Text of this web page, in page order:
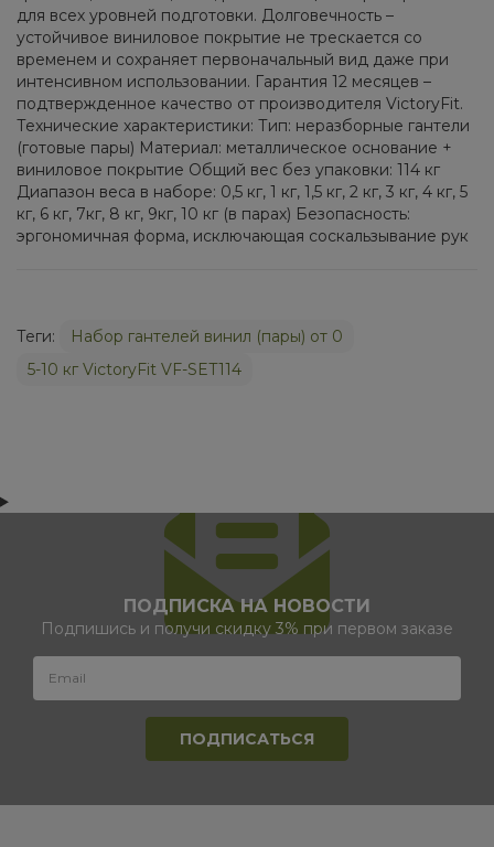
для всех уровней подготовки. Долговечность –
устойчивое виниловое покрытие не трескается со
временем и сохраняет первоначальный вид даже при
интенсивном использовании. Гарантия 12 месяцев –
подтвержденное качество от производителя VictoryFit.
Технические характеристики: Тип: неразборные гантели
(готовые пары) Материал: металлическое основание +
виниловое покрытие Общий вес без упаковки: 114 кг
Диапазон веса в наборе: 0,5 кг, 1 кг, 1,5 кг, 2 кг, 3 кг, 4 кг, 5
кг, 6 кг, 7кг, 8 кг, 9кг, 10 кг (в парах) Безопасность:
эргономичная форма, исключающая соскальзывание рук
Теги:
Набор гантелей винил (пары) от 0
5-10 кг VictoryFit VF-SET114
ПОДПИСКА НА НОВОСТИ
Подпишись и получи скидку 3% при первом заказе